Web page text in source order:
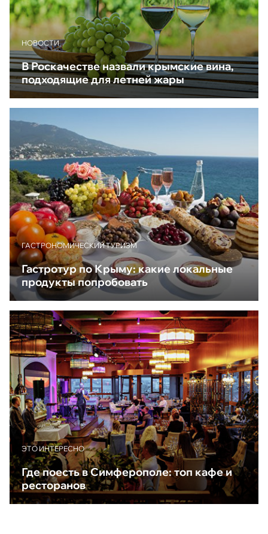
НОВОСТИ
В Роскачестве назвали крымские вина,
подходящие для летней жары
ГАСТРОНОМИЧЕСКИЙ ТУРИЗМ
Гастротур по Крыму: какие локальные
продукты попробовать
ЭТО ИНТЕРЕСНО
Где поесть в Симферополе: топ кафе и
ресторанов